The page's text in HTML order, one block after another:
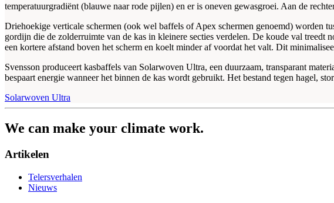
temperatuurgradiënt (blauwe naar rode pijlen) en er is oneven gewasgroei. Aan de
Driehoekige verticale schermen (ook wel baffels of Apex schermen genoemd) worden
gordijn die de zolderruimte van de kas in kleinere secties verdelen. De koude val treedt
een kortere afstand boven het scherm en koelt minder af voordat het valt. Dit
Svensson produceert kasbaffels van Solarwoven Ultra, een duurzaam, transparant
bespaart energie wanneer het binnen de kas wordt gebruikt. Het bestand tegen hagel,
Solarwoven Ultra
We can make your climate work.
Artikelen
Telersverhalen
Nieuws